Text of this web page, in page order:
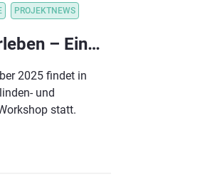
PROJEKTNEWS
Blindentennis erleben – Einladung zum 10. Deutschen Workshop in Köln
2025 findet in
und
statt.